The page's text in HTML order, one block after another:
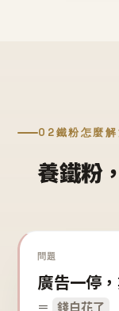
02鐵粉怎麼
養鐵粉，
問題
廣告一停
＝ 錢白花了